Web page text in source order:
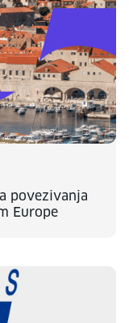
povezivanja
Europe